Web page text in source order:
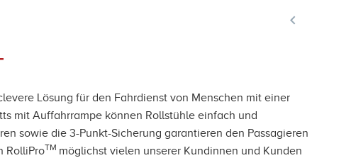

Lösung für den Fahrdienst von Menschen mit einer
mit Auffahrrampe können Rollstühle einfach und
sowie die 3-Punkt-Sicherung garantieren den Passagieren
RolliProTM möglichst vielen unserer Kundinnen und Kunden